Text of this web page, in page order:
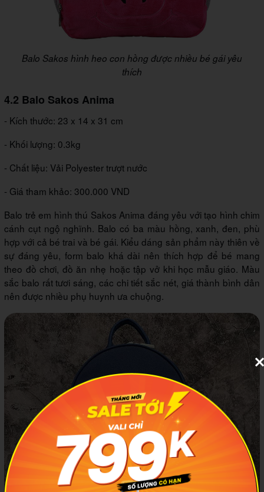
Balo Sakos hình heo con hồng được nhiều bé gái yêu
thích
4.2 Balo Sakos Anima
- Kích thước: 23 x 14 x 31 cm
- Khối lượng: 0.3kg
- Chất liệu: Vải Polyester trượt nước
- Giá tham khảo: 300.000 VND
Balo trẻ em hình thú Sakos Anima đáng yêu với tạo hình chim
cánh cụt ngộ nghĩnh. Balo có ba màu hồng, xanh, đen, phù
hợp với cả bé trai và bé gái. Kiểu dáng sản phẩm này thiên về
sự đáng yêu, form balo khá dài nên thích hợp để bé mang
theo đồ chơi, đồ ăn nhẹ hoặc tập vở khi học mẫu giáo. Màu
sắc balo rất tươi sáng, các chi tiết sắc nét, giá thành bình dân
nên được nhiều phụ huynh ưa chuộng.